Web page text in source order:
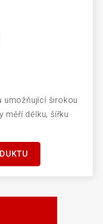
umožňující širokou
měří délku, šířku